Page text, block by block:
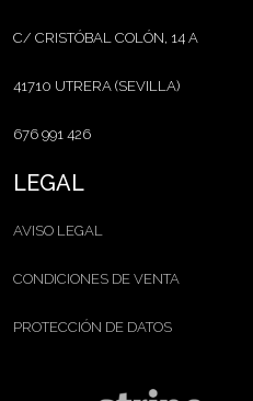
C/ CRISTÓBAL COLÓN, 14 A
41710 UTRERA (SEVILLA)
676 991 426
LEGAL
AVISO LEGAL
CONDICIONES DE VENTA
PROTECCIÓN DE DATOS